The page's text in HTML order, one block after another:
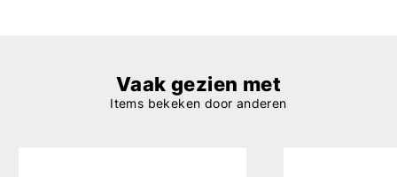
Vaak gezien met
Items bekeken door anderen